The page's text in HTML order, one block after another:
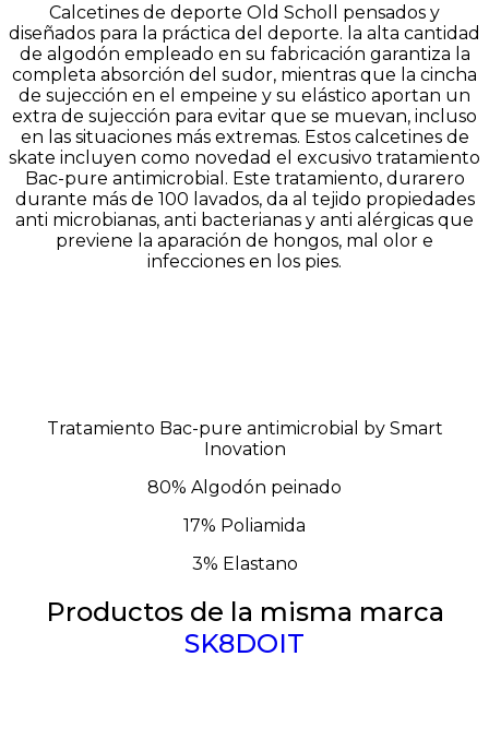
Calcetines de deporte Old Scholl pensados y
diseñados para la práctica del deporte. la alta cantidad
de algodón empleado en su fabricación garantiza la
completa absorción del sudor, mientras que la cincha
de sujección en el empeine y su elástico aportan un
extra de sujección para evitar que se muevan, incluso
en las situaciones más extremas. Estos calcetines de
skate incluyen como novedad el excusivo tratamiento
Bac-pure antimicrobial. Este tratamiento, durarero
durante más de 100 lavados, da al tejido propiedades
anti microbianas, anti bacterianas y anti alérgicas que
previene la aparación de hongos, mal olor e
infecciones en los pies.
Tratamiento Bac-pure antimicrobial by Smart
Inovation
80% Algodón peinado
17% Poliamida
3% Elastano
Productos de la misma marca
SK8DOIT